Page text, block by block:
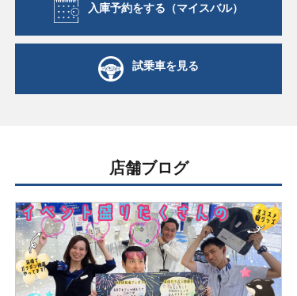
入庫予約をする（マイスバル）
試乗車を見る
店舗ブログ